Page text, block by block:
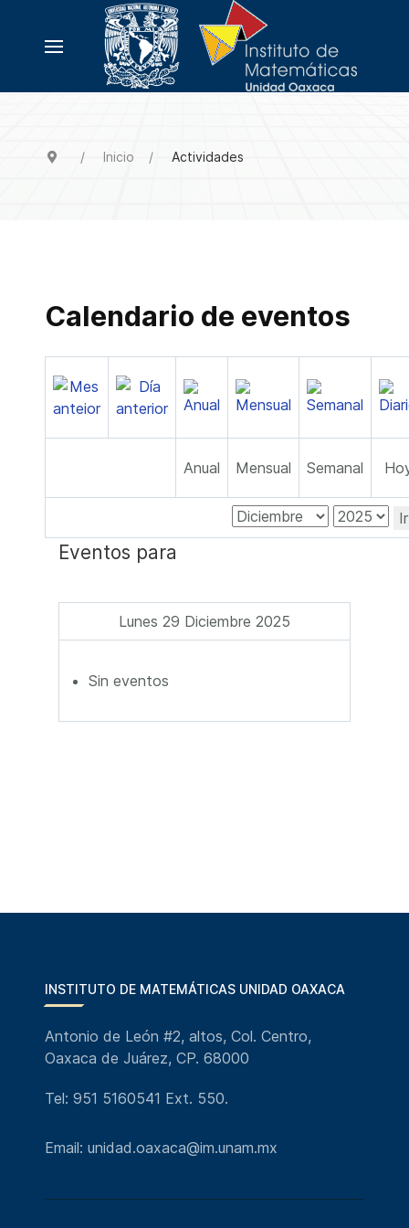
Inicio Actividades
Calendario de eventos
Anual Mensual Semanal
Eventos para
Lunes 29 Diciembre 2025
Sin eventos
INSTITUTO DE MATEMÁTICAS UNIDAD OAXACA
Antonio de León #2, altos, Col. Centro,
Oaxaca de Juárez, CP. 68000
Tel: 951 5160541 Ext. 550.
Email: unidad.oaxaca@im.unam.mx